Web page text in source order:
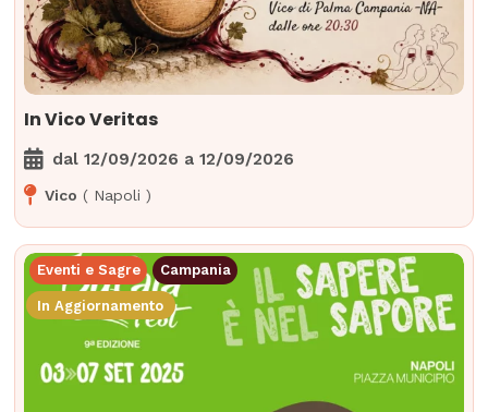
In Vico Veritas
dal12/09/2026 a 12/09/2026
Vico ( Napoli )
In Aggiornamento
Eventi e Sagre Campania